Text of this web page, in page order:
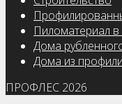
Пиломатериал в
Дома
Дома из
ПРОФЛЕС 2026